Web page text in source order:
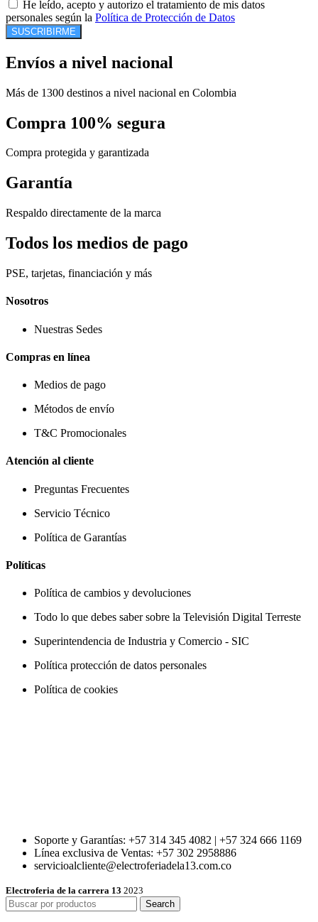
He leído, acepto y autorizo el tratamiento de mis datos
personales según la Política de Protección de Datos
SUSCRIBIRME
Envíos a nivel nacional
Más de 1300 destinos a nivel nacional en Colombia
Compra 100% segura
Compra protegida y garantizada
Garantía
Respaldo directamente de la marca
Todos los medios de pago
PSE, tarjetas, financiación y más
Nosotros
Nuestras Sedes
Compras en línea
Medios de pago
Métodos de envío
T&C Promocionales
Atención al cliente
Preguntas Frecuentes
Servicio Técnico
Política de Garantías
Políticas
Política de cambios y devoluciones
Todo lo que debes saber sobre la Televisión Digital Terreste
Superintendencia de Industria y Comercio - SIC
Política protección de datos personales
Política de cookies
Soporte y Garantías: +57 314 345 4082 | +57 324 666 1169
Línea exclusiva de Ventas: +57 302 2958886
servicioalcliente@electroferiadela13.com.co
Electroferia de la carrera 13 2023
Search